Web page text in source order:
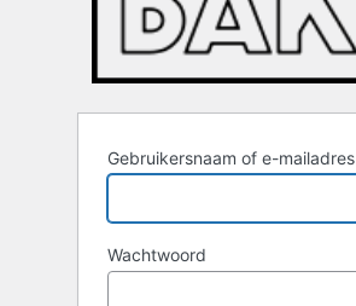
Gebruikersnaam of e-mailadres
Wachtwoord